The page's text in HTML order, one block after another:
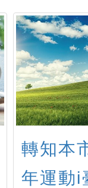
轉知本
年運動i